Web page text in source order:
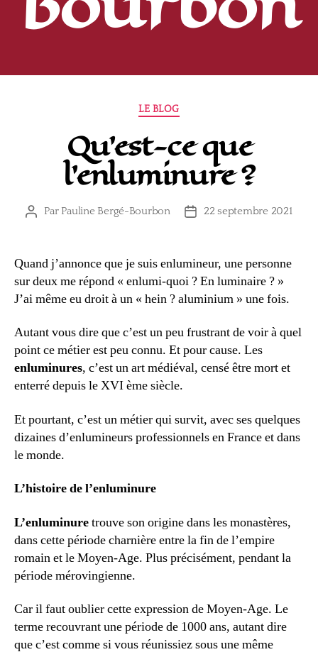
Catégories
LE BLOG
Qu’est-ce que
l’enluminure ?
Auteur
Par Pauline Bergé-Bourbon
Date22 septembre 2021
Quand j’annonce que je suis enlumineur, une personne
sur deux me répond « enlumi-quoi ? En luminaire ? »
J’ai même eu droit à un « hein ? aluminium » une fois.
Autant vous dire que c’est un peu frustrant de voir à quel
point ce métier est peu connu. Et pour cause. Les
enluminures, c’est un art médiéval, censé être mort et
enterré depuis le XVI ème siècle.
Et pourtant, c’est un métier qui survit, avec ses quelques
dizaines d’enlumineurs professionnels en France et dans
le monde.
L’histoire de l’enluminure
L’enluminuretrouve son origine dans les monastères,
dans cette période charnière entre la fin de l’empire
romain et le Moyen-Age. Plus précisément, pendant la
période mérovingienne.
Car il faut oublier cette expression de Moyen-Age. Le
terme recouvrant une période de 1000 ans, autant dire
que c’est comme si vous réunissiez sous une même